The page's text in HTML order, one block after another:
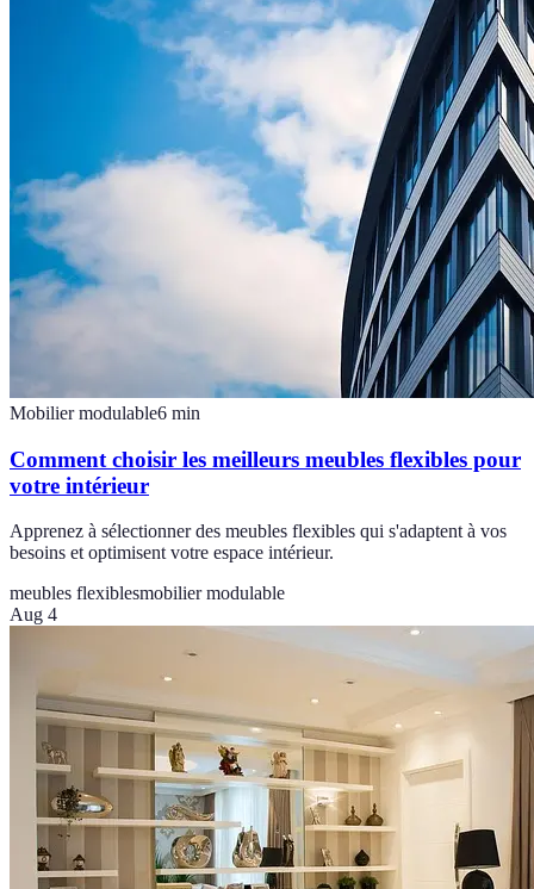
Mobilier modulable6 min
Comment choisir les meilleurs meubles flexibles pour
votre intérieur
Apprenez à sélectionner des meubles flexibles qui s'adaptent à vos
besoins et optimisent votre espace intérieur.
meubles flexiblesmobilier modulable
Aug 4